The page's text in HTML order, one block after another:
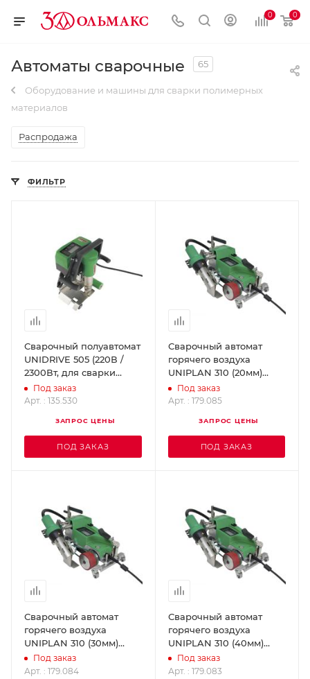
0 0
Автоматы сварочные 65
Оборудование и машины для сварки полимерных
материалов
Распродажа
ФИЛЬТР
Сварочный полуавтомат
UNIDRIVE 505 (220В /
2300Вт, для сварки
бассейнов) LEISTER
135.530
Под заказ
Арт. : 135.530
ЗАПРОС ЦЕНЫ
ПОД ЗАКАЗ
Сварочный автомат
горячего воздуха
UNIPLAN 310 (20мм)
LEISTER 179.085
Под заказ
Арт. : 179.085
ЗАПРОС ЦЕНЫ
ПОД ЗАКАЗ
Сварочный автомат
горячего воздуха
UNIPLAN 310 (30мм)
LEISTER 179.084
Под заказ
Арт. : 179.084
Сварочный автомат
горячего воздуха
UNIPLAN 310 (40мм)
LEISTER 179.083
Под заказ
Арт. : 179.083